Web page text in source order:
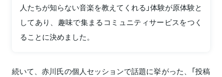
人たちが知らない音楽を教えてくれる」体験が原体験と
してあり、趣味で集まるコミュニティサービスをつく
ることに決めました。
続いて、赤川氏の個人セッションで話題に挙がった、「投稿